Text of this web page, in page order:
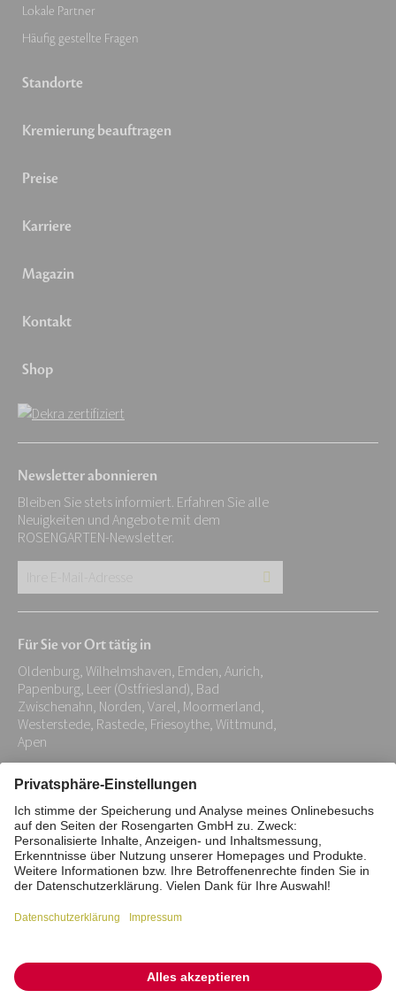
Lokale Partner
Häufig gestellte Fragen
Standorte
Kremierung beauftragen
Preise
Karriere
Magazin
Kontakt
Shop
Newsletter abonnieren
Bleiben Sie stets informiert. Erfahren Sie alle
Neuigkeiten und Angebote mit dem
ROSENGARTEN-Newsletter.
Adresse:
*
Für Sie vor Ort tätig in
Oldenburg, Wilhelmshaven, Emden, Aurich,
Papenburg, Leer (Ostfriesland), Bad
Zwischenahn, Norden, Varel, Moormerland,
Westerstede, Rastede, Friesoythe, Wittmund,
Apen
Impressum Datenschutz
Stiftung
Interne Meldestelle
Zahlungsmittel
Barrierefreiheitserklärung
Vertrag widerrufen